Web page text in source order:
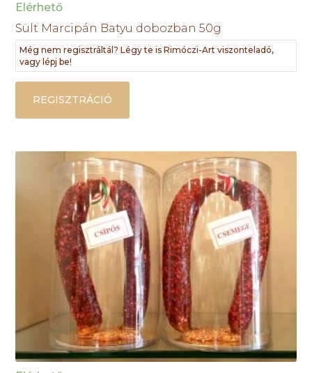
Elérhető
Sült Marcipán Batyu dobozban 50g
Még nem regisztráltál? Légy te is Rimóczi-Art viszonteladó,
vagy lépj be!
REGISZTRÁCIÓ